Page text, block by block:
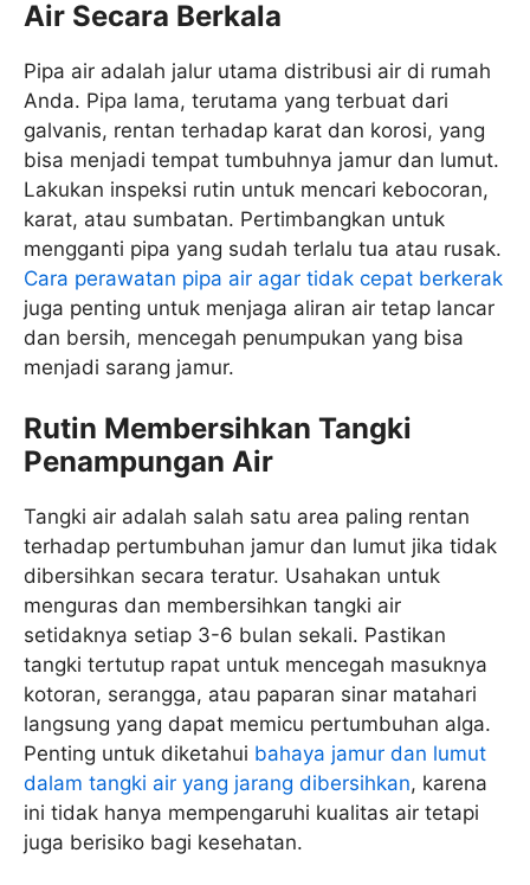
Air Secara Berkala
Pipa air adalah jalur utama distribusi air di rumah
Anda. Pipa lama, terutama yang terbuat dari
galvanis, rentan terhadap karat dan korosi, yang
bisa menjadi tempat tumbuhnya jamur dan lumut.
Lakukan inspeksi rutin untuk mencari kebocoran,
karat, atau sumbatan. Pertimbangkan untuk
mengganti pipa yang sudah terlalu tua atau rusak.
Cara perawatan pipa air agar tidak cepat berkerak
juga penting untuk menjaga aliran air tetap lancar
dan bersih, mencegah penumpukan yang bisa
menjadi sarang jamur.
Rutin Membersihkan Tangki
Penampungan Air
Tangki air adalah salah satu area paling rentan
terhadap pertumbuhan jamur dan lumut jika tidak
dibersihkan secara teratur. Usahakan untuk
menguras dan membersihkan tangki air
setidaknya setiap 3-6 bulan sekali. Pastikan
tangki tertutup rapat untuk mencegah masuknya
kotoran, serangga, atau paparan sinar matahari
langsung yang dapat memicu pertumbuhan alga.
Penting untuk diketahui bahaya jamur dan lumut
dalam tangki air yang jarang dibersihkan, karena
ini tidak hanya mempengaruhi kualitas air tetapi
juga berisiko bagi kesehatan.